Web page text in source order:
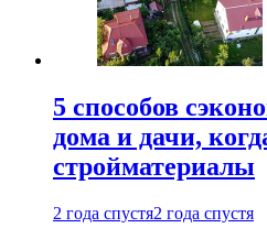
5 способов
дома и дачи,
стройматериалы
2 года спустя2 года спустя